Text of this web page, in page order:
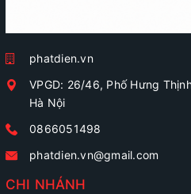
phatdien.vn
VPGD: 26/46, Phố Hưng
Hà Nội
0866051498
phatdien.vn@gmail.com
CHI NHÁNH